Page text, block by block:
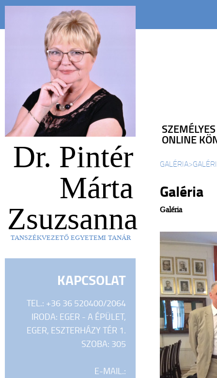
Dr. Pintér
Márta
Zsuzsanna
TANSZÉKVEZETŐ EGYETEMI TANÁR
KAPCSOLAT
TEL.: +36 36 520400/2064
IRODA: EGER - A ÉPÜLET,
EGER, ESZTERHÁZY TÉR 1.
SZOBA: 305
E-MAIL.:
SZEMÉLYES
ONLINE
GALÉRIA>
Galéria
Galéria